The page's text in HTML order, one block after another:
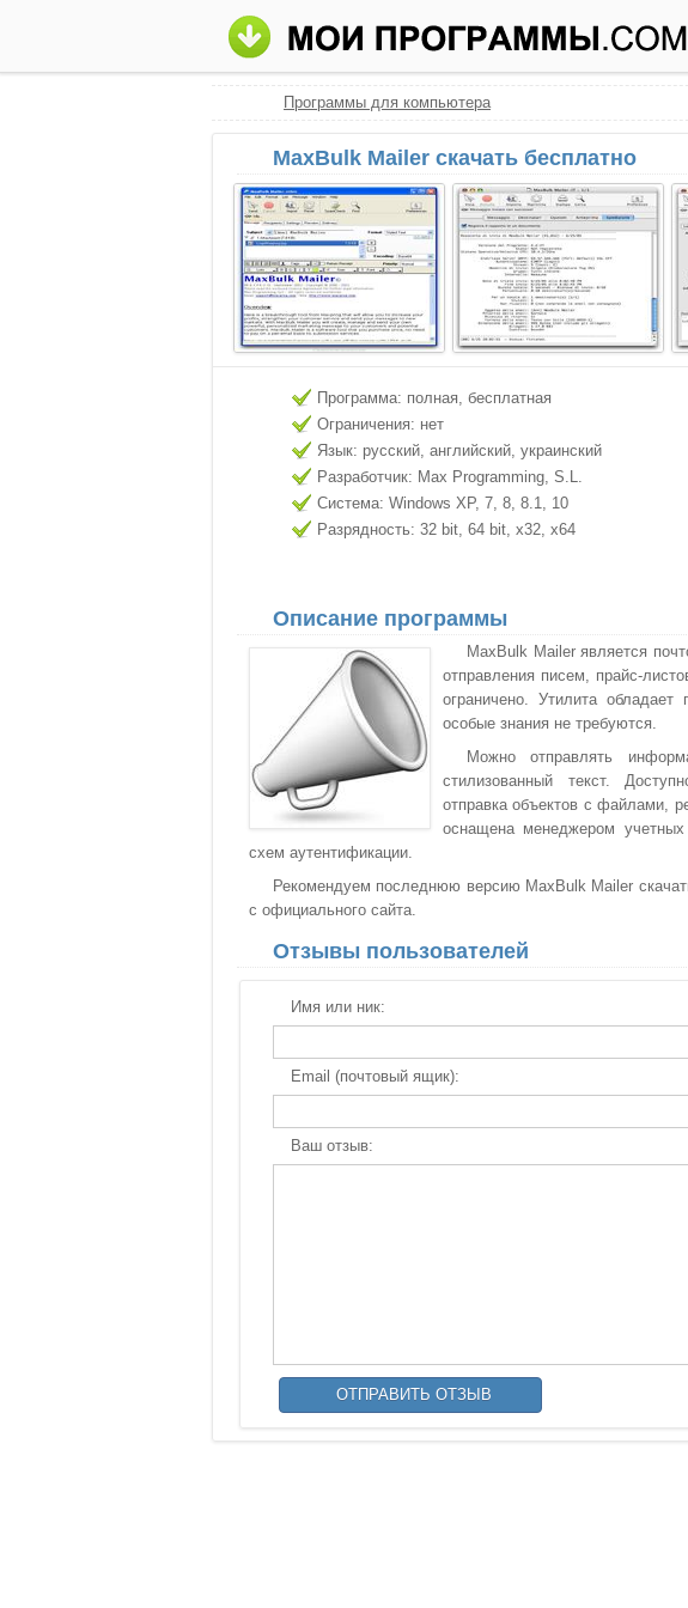
Программы для компьютера
MaxBulk Mailer скачать бесплатно
Программа: полная, бесплатная
Ограничения: нет
Язык: русский, английский, украинский
Разработчик: Max Programming, S.L.
Система: Windows XP, 7, 8, 8.1, 10
Разрядность: 32 bit, 64 bit, x32, x64
Описание программы
MaxBulk Mailer является
отправления писем, прайс-
ограничено. Утилита
особые знания не требуются.
Можно отправлять
стилизованный текст.
отправка объектов с файлами,
оснащена менеджером учетных
схем аутентификации.
Рекомендуем последнюю версию MaxBulk Mailer
с официального сайта.
Отзывы пользователей
Имя или ник:
Email (почтовый ящик):
Ваш отзыв: